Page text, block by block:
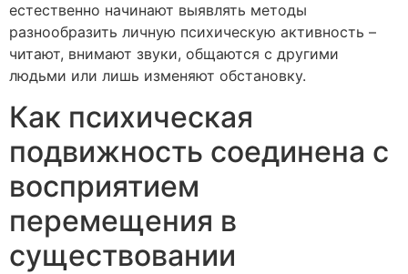
естественно начинают выявлять методы
разнообразить личную психическую активность –
читают, внимают звуки, общаются с другими
людьми или лишь изменяют обстановку.
Как психическая
подвижность соединена с
восприятием
перемещения в
существовании